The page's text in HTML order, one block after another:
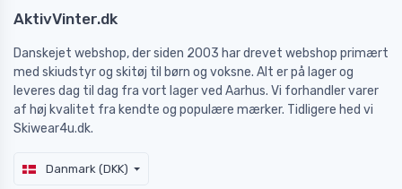
AktivVinter.dk
Danskejet webshop, der siden 2003 har drevet webshop primært
med skiudstyr og skitøj til børn og voksne. Alt er på lager og
leveres dag til dag fra vort lager ved Aarhus. Vi forhandler varer
af høj kvalitet fra kendte og populære mærker. Tidligere hed vi
Skiwear4u.dk.
Danmark (DKK)